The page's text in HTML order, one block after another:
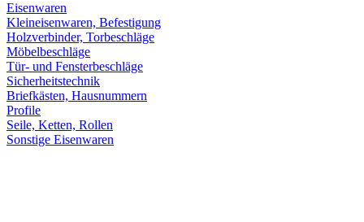
Eisenwaren
Kleineisenwaren, Befestigung
Holzverbinder, Torbeschläge
Möbelbeschläge
Tür- und Fensterbeschläge
Sicherheitstechnik
Briefkästen, Hausnummern
Profile
Seile, Ketten, Rollen
Sonstige Eisenwaren